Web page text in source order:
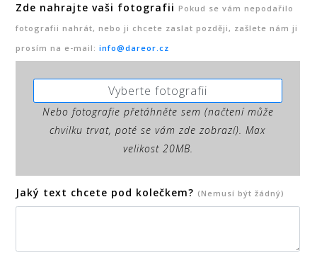
Zde nahrajte vaši fotografii Pokud se vám nepodařilo
fotografii nahrát, nebo ji chcete zaslat později, zašlete nám ji
prosím na e-mail: info@dareor.cz
Vyberte fotografii
Nebo fotografie přetáhněte sem (načtení může
chvilku trvat, poté se vám zde zobrazí). Max
velikost 20MB.
Jaký text chcete pod kolečkem? (Nemusí být žádný)